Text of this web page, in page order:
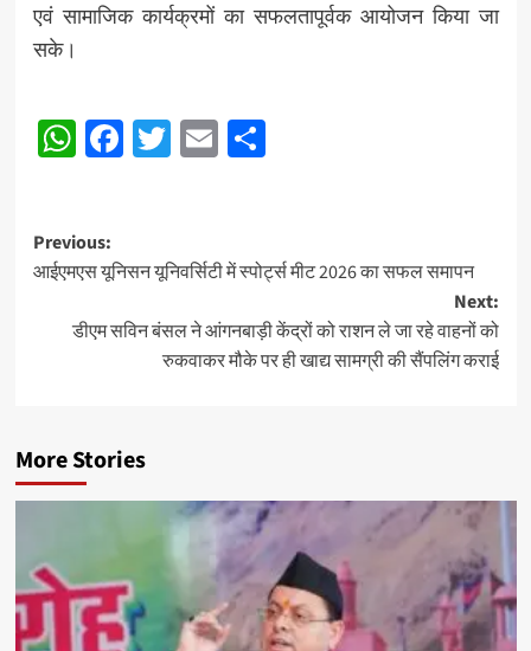
एवं सामाजिक कार्यक्रमों का सफलतापूर्वक आयोजन किया जा
सके।
Post
navigation
WhatsApp
Facebook
Twitter
EmailShare
Post
navigation
Previous:
आईएमएस यूनिसन यूनिवर्सिटी में स्पोर्ट्स मीट 2026 का सफल समापन
Next:
डीएम सविन बंसल ने आंगनबाड़ी केंद्रों को राशन ले जा रहे वाहनों को
रुकवाकर मौके पर ही खाद्य सामग्री की सैंपलिंग कराई
More Stories